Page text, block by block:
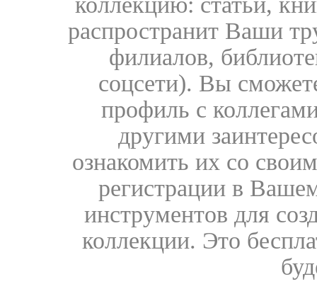
распространит Ваши
филиалов,
соцсети). Вы
профиль с
другими
ознакомить их со
регистрации в
инструментов для
коллекции. Это